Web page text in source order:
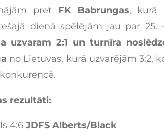
pret FK Babrungas, kurā
dienā spēlējām jau par
uzvaram 2:1 un turnīra
no Lietuvas, kurā uzvarējām 3:2,
rezultāti:
4:6 JDFS Alberts/Black